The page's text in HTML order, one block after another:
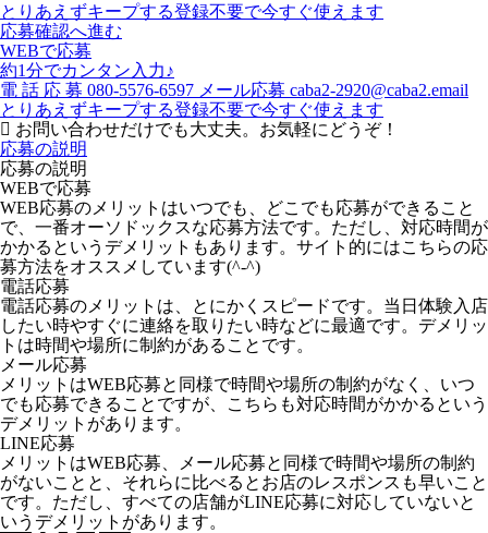
とりあえずキープする登録不要で今すぐ使えます
応募確認へ進む
WEBで応募
約1分でカンタン入力♪
電 話 応 募 080-5576-6597 メール応募 caba2-2920@caba2.email
とりあえずキープする登録不要で今すぐ使えます
お問い合わせだけでも大丈夫。お気軽にどうぞ！
応募の説明
応募の説明
WEBで応募
WEB応募のメリットはいつでも、どこでも応募ができること
で、一番オーソドックスな応募方法です。ただし、対応時間が
かかるというデメリットもあります。サイト的にはこちらの応
募方法をオススメしています(^-^)
電話応募
電話応募のメリットは、とにかくスピードです。当日体験入店
したい時やすぐに連絡を取りたい時などに最適です。デメリッ
トは時間や場所に制約があることです。
メール応募
メリットはWEB応募と同様で時間や場所の制約がなく、いつ
でも応募できることですが、こちらも対応時間がかかるという
デメリットがあります。
LINE応募
メリットはWEB応募、メール応募と同様で時間や場所の制約
がないことと、それらに比べるとお店のレスポンスも早いこと
です。ただし、すべての店舗がLINE応募に対応していないと
いうデメリットがあります。